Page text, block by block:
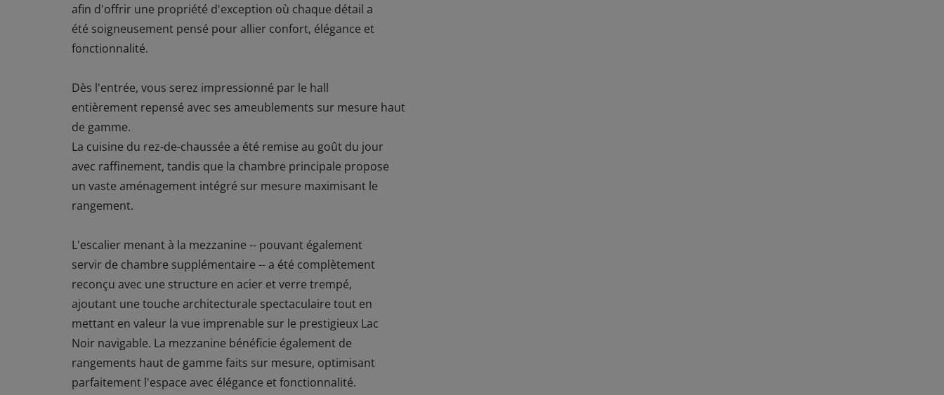
afin d'offrir une propriété d'exception où chaque détail a
été soigneusement pensé pour allier confort, élégance et
fonctionnalité.
Dès l'entrée, vous serez impressionné par le hall
entièrement repensé avec ses ameublements sur mesure haut
de gamme.
La cuisine du rez-de-chaussée a été remise au goût du jour
avec raffinement, tandis que la chambre principale propose
un vaste aménagement intégré sur mesure maximisant le
rangement.
L'escalier menant à la mezzanine -- pouvant également
servir de chambre supplémentaire -- a été complètement
reconçu avec une structure en acier et verre trempé,
ajoutant une touche architecturale spectaculaire tout en
mettant en valeur la vue imprenable sur le prestigieux Lac
Noir navigable. La mezzanine bénéficie également de
rangements haut de gamme faits sur mesure, optimisant
parfaitement l'espace avec élégance et fonctionnalité.